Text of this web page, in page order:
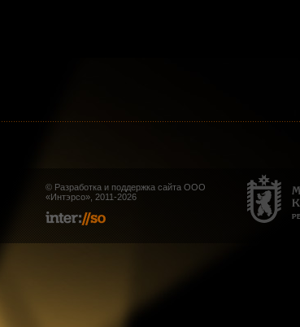
© Разработка и поддержка сайта ООО
«Интэрсо», 2011-2026